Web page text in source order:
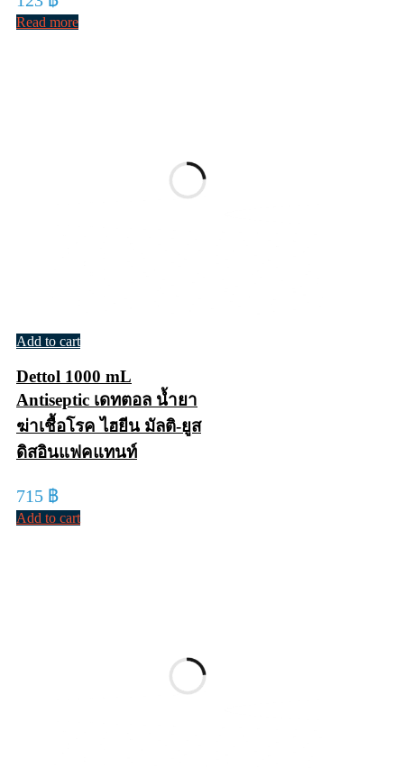
Read more
Add to cart
Dettol 1000 mL
Antiseptic เดทตอล น้ำยา
ฆ่าเชื้อโรค ไฮยีน มัลติ-ยูส
ดิสอินแฟคแทนท์
715 ฿
Add to cart